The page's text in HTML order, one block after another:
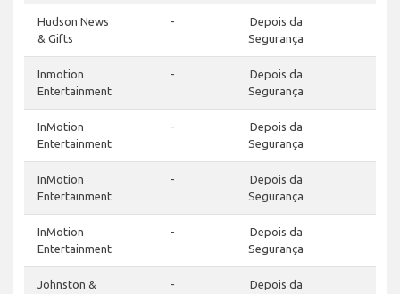
Hudson News
& Gifts
-
Depois da
Segurança
Inmotion
Entertainment
-
Depois da
Segurança
InMotion
Entertainment
-
Depois da
Segurança
InMotion
Entertainment
-
Depois da
Segurança
InMotion
Entertainment
-
Depois da
Segurança
Johnston &
-
Depois da